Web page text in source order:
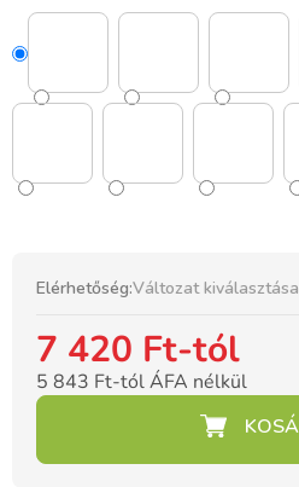
Elérhetőség:Változat kiválasztása
7 420 Ft-tól
5 843 Ft-tól ÁFA nélkül